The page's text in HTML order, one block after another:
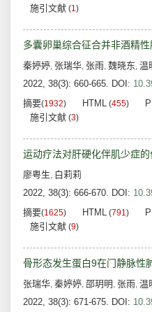
施引文献 (1)
多囊卵巢综合征合并非酒精
秦婷婷, 张瑞华, 张雨, 魏晓东, 温
2022, 38(3): 660-665. DOI:
摘要(1932) HTML (455)
施引文献 (3)
运动疗法对肝硬化伴肌少症的
廖粤生, 白莉莉
2022, 38(3): 666-670. DOI:
摘要(1625) HTML (791)
施引文献 (9)
骨形态发生蛋白9在门静脉性
张瑞华, 秦婷婷, 邵玥明 , 张雨, 温
2022, 38(3): 671-675. DOI: